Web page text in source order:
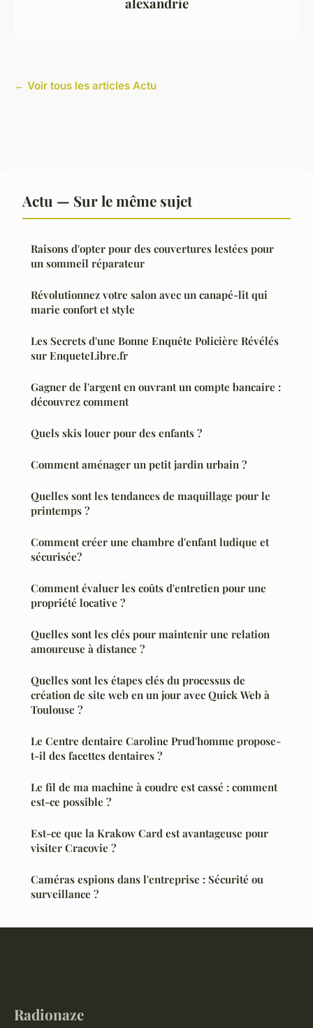
← Voir tous les articles Actu
Actu — Sur le même sujet
Raisons d'opter pour des couvertures lestées pour
un sommeil réparateur
Révolutionnez votre salon avec un canapé-lit qui
marie confort et style
Les Secrets d'une Bonne Enquête Policière Révélés
sur EnqueteLibre.fr
Gagner de l'argent en ouvrant un compte bancaire :
découvrez comment
Quels skis louer pour des enfants ?
Comment aménager un petit jardin urbain ?
Quelles sont les tendances de maquillage pour le
printemps ?
Comment créer une chambre d'enfant ludique et
sécurisée?
Comment évaluer les coûts d'entretien pour une
propriété locative ?
Quelles sont les clés pour maintenir une relation
amoureuse à distance ?
Quelles sont les étapes clés du processus de
création de site web en un jour avec Quick Web à
Toulouse ?
Le Centre dentaire Caroline Prud'homme propose-
t-il des facettes dentaires ?
Le fil de ma machine à coudre est cassé : comment
est-ce possible ?
Est-ce que la Krakow Card est avantageuse pour
visiter Cracovie ?
Caméras espions dans l'entreprise : Sécurité ou
surveillance ?
Radionaze